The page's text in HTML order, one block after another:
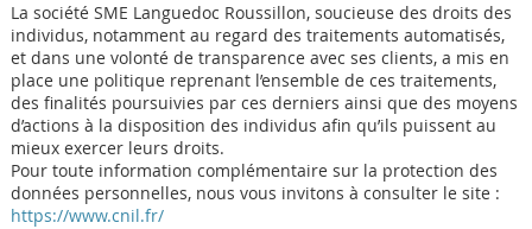
La société SME Languedoc Roussillon, soucieuse des droits des
individus, notamment au regard des traitements automatisés,
et dans une volonté de transparence avec ses clients, a mis en
place une politique reprenant l’ensemble de ces traitements,
des finalités poursuivies par ces derniers ainsi que des moyens
d’actions à la disposition des individus afin qu’ils puissent au
mieux exercer leurs droits.
Pour toute information complémentaire sur la protection des
données personnelles, nous vous invitons à consulter le site :
https://www.cnil.fr/